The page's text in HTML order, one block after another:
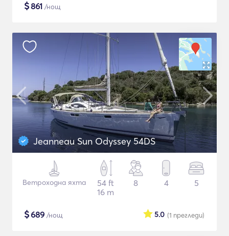
$861 /нощ
Jeanneau Sun Odyssey 54DS
Ветроходна яхта
54 ft
16 m
8 4 5
$689 /нощ (1 прегледи)
5.0